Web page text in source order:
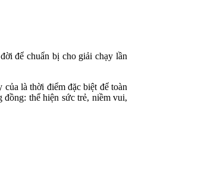
để chuẩn bị cho giải chạy lần
là thời điểm đặc biệt để toàn
thể hiện sức trẻ, niềm vui,